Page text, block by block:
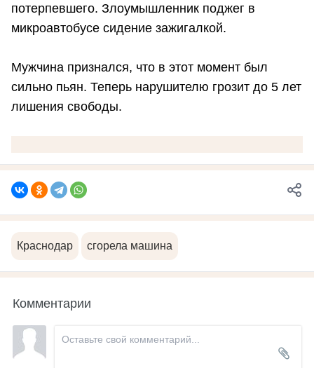
потерпевшего. Злоумышленник поджег в
микроавтобусе сидение зажигалкой.
Мужчина признался, что в этот момент был
сильно пьян. Теперь нарушителю грозит до 5 лет
лишения свободы.
Краснодар сгорела машина
Комментарии